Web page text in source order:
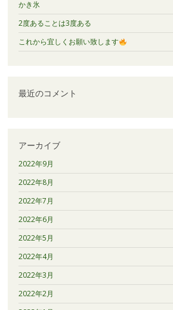
かき氷
2度あることは3度ある
これから宜しくお願い致します
最近のコメント
アーカイブ
2022年9月
2022年8月
2022年7月
2022年6月
2022年5月
2022年4月
2022年3月
2022年2月